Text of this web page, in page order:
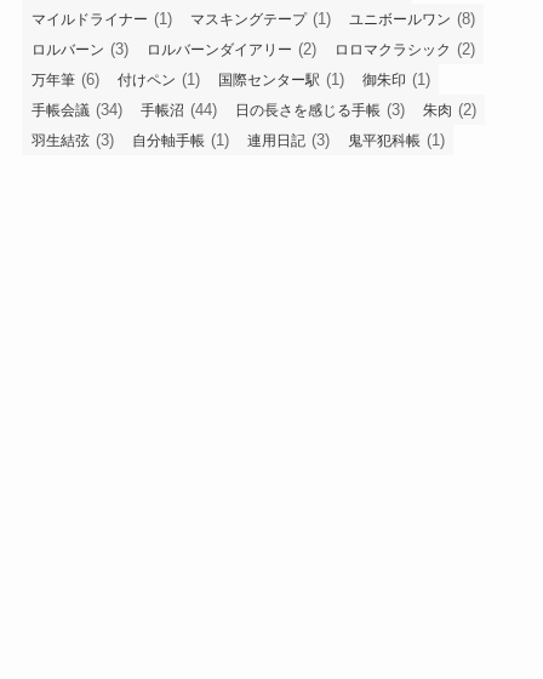
マイルドライナー (1) マスキングテープ(1) ユニボールワン (8)
ロルバーン (3) ロルバーンダイアリー (2) ロロマクラシック (2)
万年筆 (6) 付けペン (1) 国際センター駅 (1) 御朱印 (1)
手帳会議 (34) 手帳沼 (44) 日の長さを感じる手帳 (3) 朱肉 (2)
羽生結弦 (3) 自分軸手帳 (1) 連用日記 (3) 鬼平犯科帳 (1)